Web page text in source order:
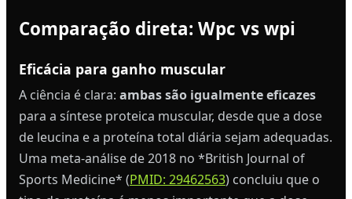
Comparação direta: Wpc vs wpi
Eficácia para ganho muscular
A ciência é clara: ambas são igualmente eficazes
para a síntese proteica muscular, desde que a dose
de leucina e a proteína total diária sejam adequadas.
Uma meta-análise de 2018 no *British Journal of
Sports Medicine* (PMID: 29462563) concluiu que o